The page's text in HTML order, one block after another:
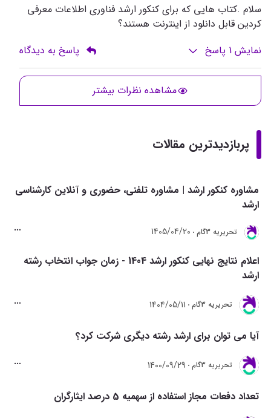
سلام .کتاب هایی که برای کنکور ارشد فناوری اطلاعات معرفی
کردین قابل دانلود از اینترنت هستند؟
نمایش 1 پاسخ پاسخ به دیدگاه
مشاهده نظرات بیشتر
پربازدیدترین مقالات
مشاوره کنکور ارشد | مشاوره تلفنی، حضوری و آنلاین کارشناسی
ارشد
تحريريه 3گام 1405/04/20
اعلام نتایج نهایی کنکور ارشد 1404 - زمان جواب انتخاب رشته
ارشد
تحريريه 3گام 1404/05/11
آیا می توان برای ارشد رشته دیگری شرکت کرد؟
تحريريه 3گام 1400/09/29
تعداد دفعات مجاز استفاده از سهمیه 5 درصد ایثارگران